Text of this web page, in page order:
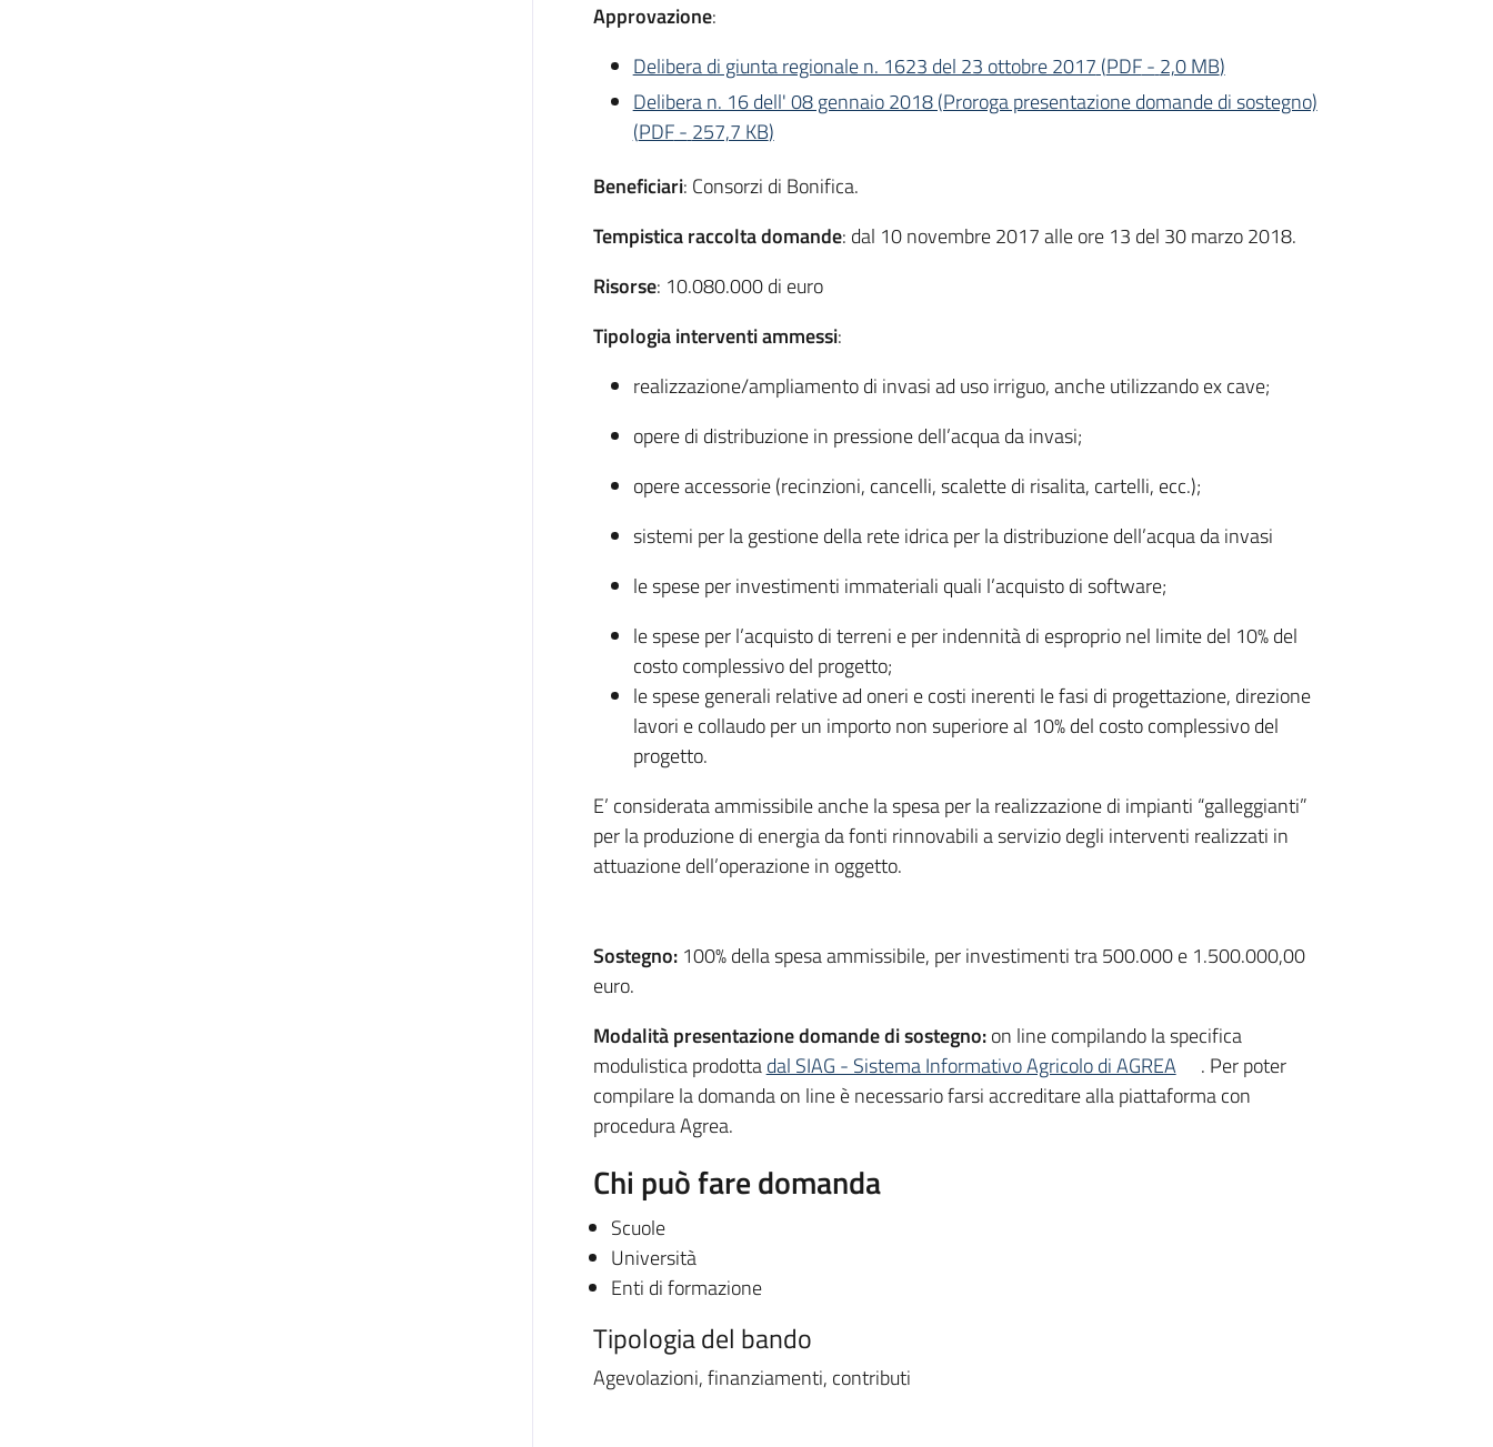
Approvazione:
Delibera di giunta regionale n. 1623 del 23 ottobre 2017 (PDF- 2,0 MB)
Delibera n. 16 dell' 08 gennaio 2018 (Proroga presentazione domande di sostegno)
(PDF- 257,7 KB)
Beneficiari: Consorzi di Bonifica.
Tempistica raccolta domande: dal 10 novembre 2017 alle ore 13 del 30 marzo 2018.
Risorse: 10.080.000 di euro
Tipologia interventi ammessi:
realizzazione/ampliamento di invasi ad uso irriguo, anche utilizzando ex cave;
opere di distribuzione in pressione dell’acqua da invasi;
opere accessorie (recinzioni, cancelli, scalette di risalita, cartelli, ecc.);
sistemi per la gestione della rete idrica per la distribuzione dell’acqua da invasi
le spese per investimenti immateriali quali l’acquisto di software;
le spese per l’acquisto di terreni e per indennità di esproprio nel limite del 10% del
costo complessivo del progetto;
le spese generali relative ad oneri e costi inerenti le fasi di progettazione, direzione
lavori e collaudo per un importo non superiore al 10% del costo complessivo del
progetto.
E’ considerata ammissibile anche la spesa per la realizzazione di impianti “galleggianti”
per la produzione di energia da fonti rinnovabili a servizio degli interventi realizzati in
attuazione dell’operazione in oggetto.
Sostegno: 100% della spesa ammissibile, per investimenti tra 500.000 e 1.500.000,00
euro.
Modalità presentazione domande di sostegno:on line compilando la specifica
modulistica prodottadal SIAG - Sistema Informativo Agricolo di AGREA
. Per poter
compilare la domanda on line è necessario farsi accreditare alla piattaforma con
procedura Agrea.
Chi può fare domanda
Scuole
Università
Enti di formazione
Tipologia del bando
Agevolazioni, finanziamenti, contributi